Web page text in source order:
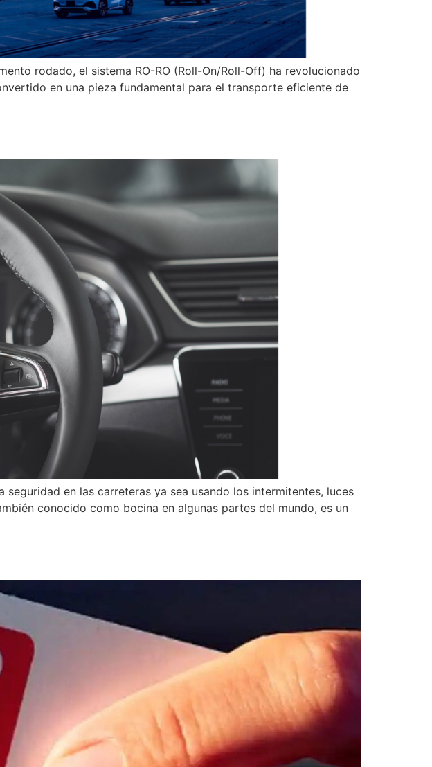
rodado, el sistema RO-RO (Roll-On/Roll-Off) ha revolucionado
en una pieza fundamental para el transporte eficiente de
en las carreteras ya sea usando los intermitentes, luces
conocido como bocina en algunas partes del mundo, es un